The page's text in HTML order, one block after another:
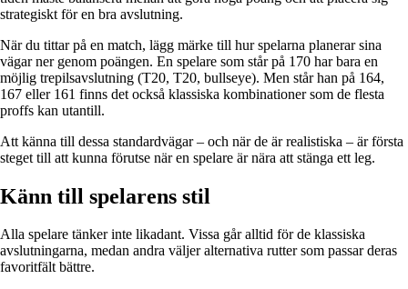
strategiskt för en bra avslutning.
När du tittar på en match, lägg märke till hur spelarna planerar sina
vägar ner genom poängen. En spelare som står på 170 har bara en
möjlig trepilsavslutning (T20, T20, bullseye). Men står han på 164,
167 eller 161 finns det också klassiska kombinationer som de flesta
proffs kan utantill.
Att känna till dessa standardvägar – och när de är realistiska – är första
steget till att kunna förutse när en spelare är nära att stänga ett leg.
Känn till spelarens stil
Alla spelare tänker inte likadant. Vissa går alltid för de klassiska
avslutningarna, medan andra väljer alternativa rutter som passar deras
favoritfält bättre.